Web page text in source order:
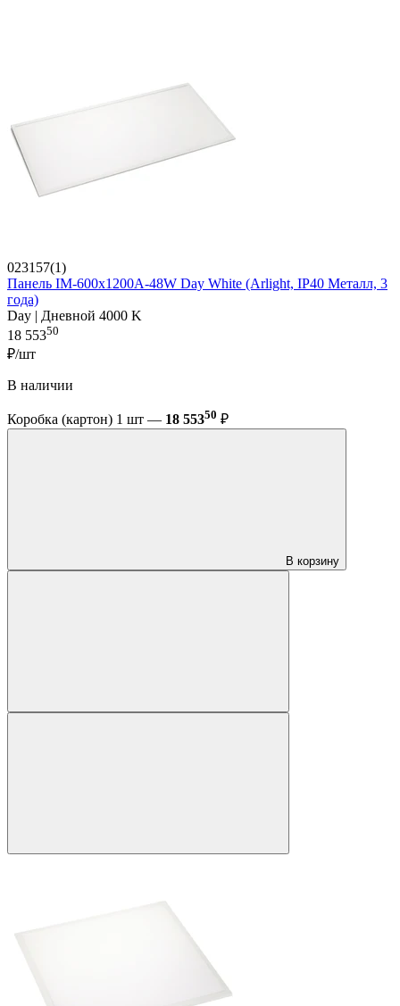
023157(1)
Панель IM-600x1200A-48W Day White (Arlight, IP40 Металл, 3
года)
Day | Дневной 4000 K
18 55350
₽/шт
В наличии
Коробка (картон) 1 шт — 18 55350 ₽
В корзину